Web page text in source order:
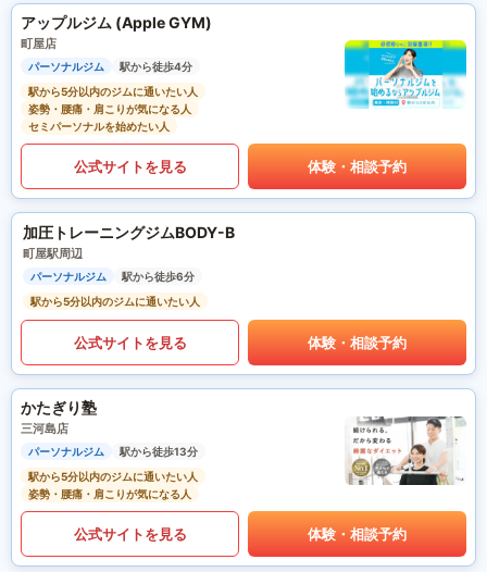
アップルジム (Apple GYM)
町屋店
パーソナルジム
駅から徒歩4分
駅から5分以内のジムに通いたい人
姿勢・腰痛・肩こりが気になる人
セミパーソナルを始めたい人
公式サイトを見る 体験・相談予約
加圧トレーニングジムBODY-B
町屋駅周辺
パーソナルジム
駅から徒歩6分
駅から5分以内のジムに通いたい人
公式サイトを見る 体験・相談予約
かたぎり塾
三河島店
パーソナルジム
駅から徒歩13分
駅から5分以内のジムに通いたい人
姿勢・腰痛・肩こりが気になる人
公式サイトを見る 体験・相談予約